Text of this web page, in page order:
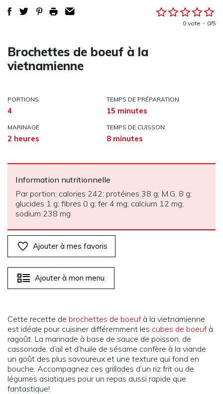
0 vote 0/5
Brochettes de boeuf à la
vietnamienne
PORTIONS
4
TEMPS DE PRÉPARATION
15 minutes
MARINAGE
2 heures
TEMPS DE CUISSON
8 minutes
Information nutritionnelle
Par portion: calories 242; protéines 38 g; M.G. 8 g;
glucides 1 g; fibres 0 g; fer 4 mg; calcium 12 mg;
sodium 238 mg
Ajouter à mes favoris
Ajouter à mon menu
Cette recette de brochettes de boeufà la vietnamienne
est idéale pour cuisiner différemment les cubes de boeufà
ragoût. La marinade à base de sauce de poisson, de
cassonade, d’ail et d’huile de sésame confère à la viande
un goût des plus savoureux et une texture qui fond en
bouche. Accompagnez ces grillades d’un riz frit ou de
légumes asiatiques pour un repas aussi rapide que
fantastique!